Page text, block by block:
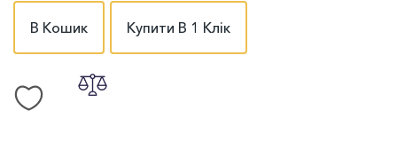
В Кошик Купити В 1 Клік